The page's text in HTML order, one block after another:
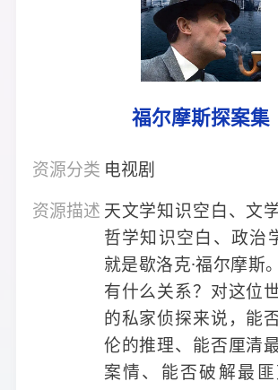
福尔摩斯探案集
资源分类 电视剧
资源描述 天文学知识空白、文
哲学知识空白、政治
就是歇洛克·福尔摩斯
有什么关系？对这位
的私家侦探来说，能
伦的推理、能否厘清
案情、能否破解最